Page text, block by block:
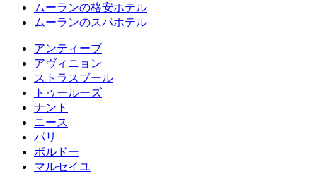
ムーランの格安ホテル
ムーランのスパホテル
アンティーブ
アヴィニョン
ストラスブール
トゥールーズ
ナント
ニース
パリ
ボルドー
マルセイユ